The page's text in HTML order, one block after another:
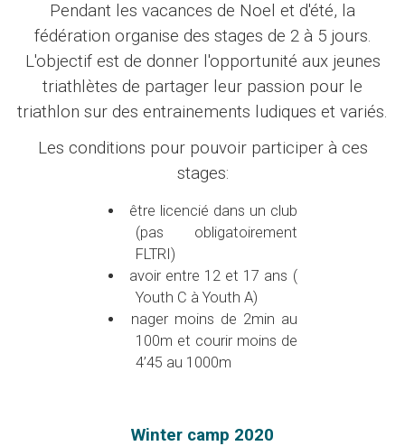
Pendant les vacances de Noel et d'été, la
fédération organise des stages de 2 à 5 jours.
L'objectif est de donner l'opportunité aux jeunes
triathlètes de partager leur passion pour le
triathlon sur des entrainements ludiques et variés.
Les conditions pour pouvoir participer à ces
stages:
être licencié dans un club
(pas obligatoirement
FLTRI)
avoir entre 12 et 17 ans (
Youth C à Youth A)
nager moins de 2min au
100m et courir moins de
4’45 au 1000m
Winter camp 2020